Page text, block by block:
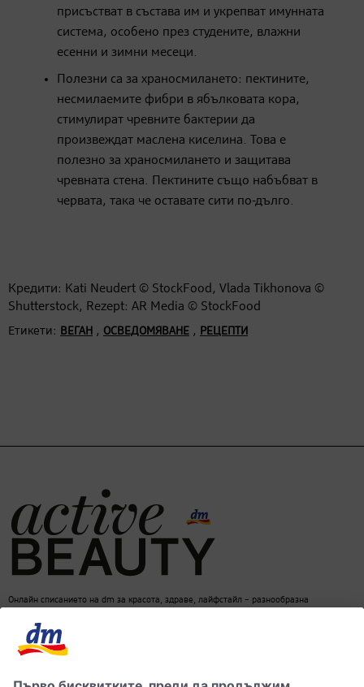
присъстват в състава им и укрепват имунната
система, особено през студените, влажни
есенни и зимни месеци.
Полезни са за храносмилането: пектините,
несмилаемите фибри в ябълковата кора,
стимулират чревните бактерии да
произвеждат маслена киселина. Това е
полезно за храносмилането и защитава
чревната стена. Пектините също набъбват в
червата, така че оставате сити по-дълго.
Кредити: Kati Neudert © StockFood, Vlada Tikhonova ©
Shutterstock, Rezept: AR Media © StockFood
Етикети: ВЕГАН , ОСВЕДОМЯВАНЕ , РЕЦЕПТИ
Онлайн списанието на dm за красота, здраве, лайфстайл – разнообразна